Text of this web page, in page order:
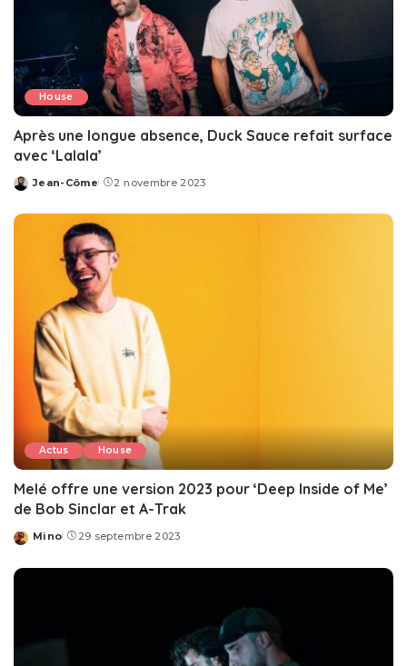
House
Après une longue absence, Duck Sauce refait surface
avec ‘Lalala’
Posted
Jean-Côme 2 novembre 2023
Actus House
Melé offre une version 2023 pour ‘Deep Inside of Me’
de Bob Sinclar et A-Trak
Posted
Mino 29 septembre 2023